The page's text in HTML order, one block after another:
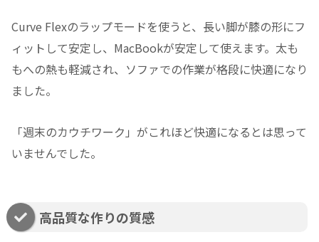
Curve Flexのラップモードを使うと、長い脚が膝の形にフ
ィットして安定し、MacBookが安定して使えます。太も
もへの熱も軽減され、ソファでの作業が格段に快適になり
ました。
「週末のカウチワーク」がこれほど快適になるとは思って
いませんでした。
高品質な作りの質感